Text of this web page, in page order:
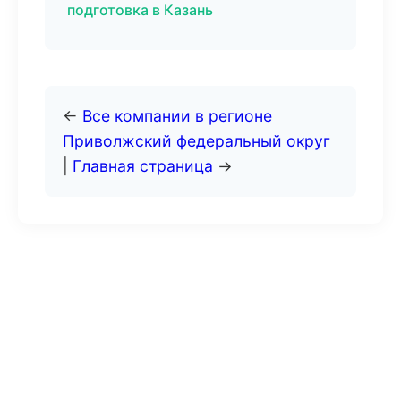
подготовка в Казань
← Все компании в регионе
Приволжский федеральный округ
Главная страница →